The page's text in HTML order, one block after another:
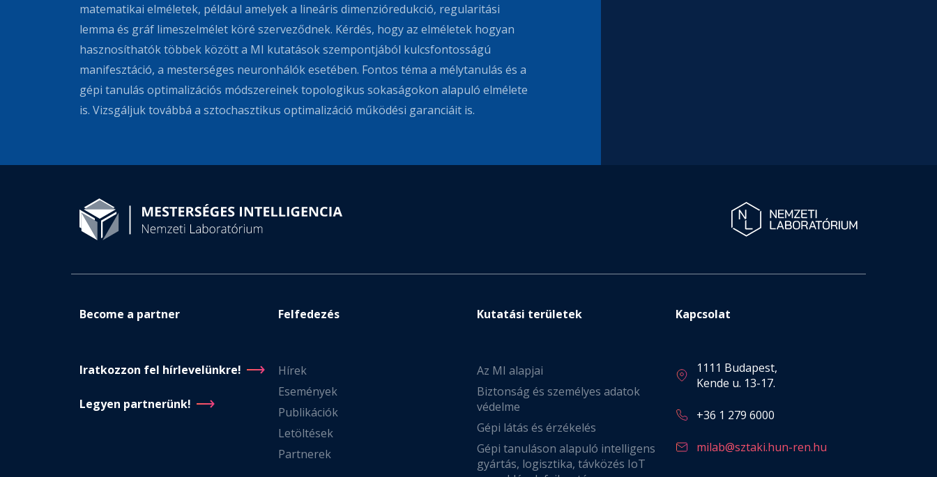
matematikai elméletek, például amelyek a lineáris dimenzióredukció, regularitási
lemma és gráf limeszelmélet köré szerveződnek. Kérdés, hogy az elméletek hogyan
hasznosíthatók többek között a MI kutatások szempontjából kulcsfontosságú
manifesztáció, a mesterséges neuronhálók esetében. Fontos téma a mélytanulás és a
gépi tanulás optimalizációs módszereinek topologikus sokaságokon alapuló elmélete
is. Vizsgáljuk továbbá a sztochasztikus optimalizáció működési garanciáit is.
Become a partner
Iratkozzon fel hírlevelünkre!
Legyen partnerünk!
Felfedezés
Hírek
Események
Publikációk
Letöltések
Partnerek
Kutatási területek
Az MI alapjai
Biztonság és személyes adatok
védelme
Gépi látás és érzékelés
Gépi tanuláson alapuló intelligens
gyártás, logisztika, távközés IoT
Kapcsolat
1111 Budapest,
Kende u. 13-17.
+36 1 279 6000
milab@sztaki.hun-ren.hu